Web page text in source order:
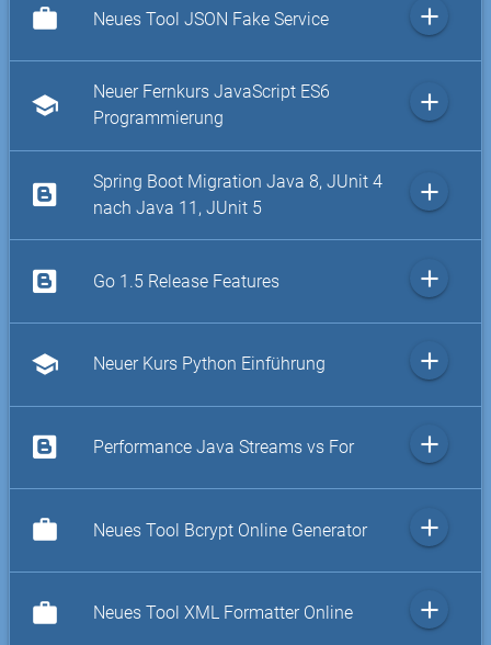
work Neues Tool JSON Fake Service add
school
Neuer Fernkurs JavaScript ES6
Programmierung
add
Spring Boot Migration Java 8, JUnit 4
nach Java 11, JUnit 5
add
Go 1.5 Release Features add
school Neuer Kurs Python Einführung add
Performance Java Streams vs For add
work Neues Tool Bcrypt Online Generator add
work Neues Tool XML Formatter Online add